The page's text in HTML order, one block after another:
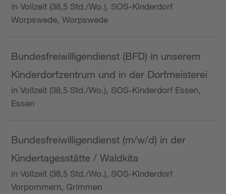
in Vollzeit (38,5 Std./Wo.), SOS-Kinderdorf
Worpswede, Worpswede
Bundesfreiwilligendienst (BFD) in unserem
Kinderdorfzentrum und in der Dorfmeisterei
in Vollzeit (38,5 Std./Wo.), SOS-Kinderdorf Essen,
Essen
Bundesfreiwilligendienst (m/w/d) in der
Kindertagesstätte / Waldkita
in Vollzeit (38,5 Std./Wo.), SOS-Kinderdorf
Vorpommern, Grimmen